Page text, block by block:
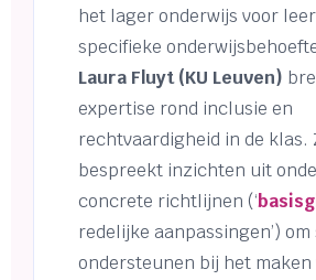
het lager onderwijs voor
specifieke
Laura Fluyt (KU Leuven)
expertise rond inclusie en
rechtvaardigheid in de klas.
bespreekt inzichten uit
concrete richtlijnen (‘
redelijke aanpassingen’)
ondersteunen bij het maken